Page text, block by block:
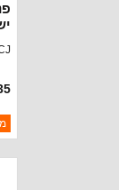
ישן
₪